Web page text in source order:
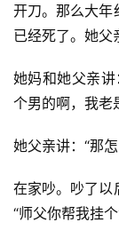
政
策
规
责
明
开刀。那么大年
已经死了。她父
她妈和她父亲
个男的啊，我老
她父亲讲：“那
在家吵。吵了以
“师父你帮我挂